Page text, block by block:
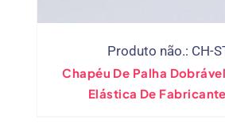
Produto não.: CH-
Chapéu De Palha
Elástica De